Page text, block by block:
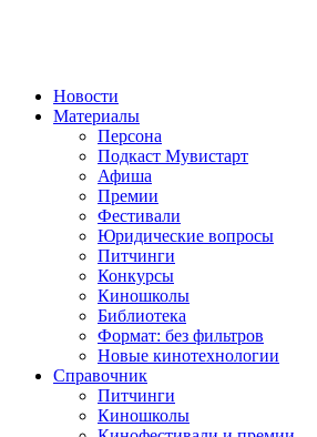
Новости
Материалы
Персона
Подкаст Мувистарт
Афиша
Премии
Фестивали
Юридические вопросы
Питчинги
Конкурсы
Киношколы
Библиотека
Формат: без фильтров
Новые кинотехнологии
Справочник
Питчинги
Киношколы